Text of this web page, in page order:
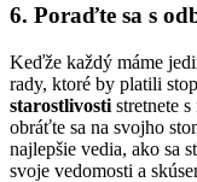
6. Poraďte sa s
Keďže každý máme
rady, ktoré by platili
starostlivosti stretnete
obráťte sa na svojho
najlepšie vedia, ako sa
svoje vedomosti a